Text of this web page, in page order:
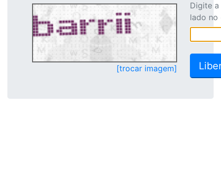
[trocar imagem]
Digite
lado no